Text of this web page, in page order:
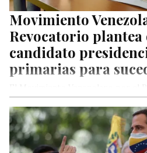
Movimiento
Revocatorio
candidato
primarias para
pública, la mañana de este
al país en…